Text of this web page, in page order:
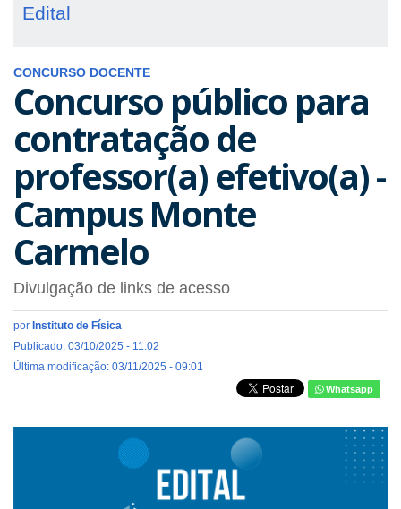
Edital
CONCURSO DOCENTE
Concurso público para
contratação de
professor(a) efetivo(a) -
Campus Monte
Carmelo
Divulgação de links de acesso
por Instituto de Física
Publicado: 03/10/2025 - 11:02
Última modificação: 03/11/2025 - 09:01
Whatsapp
edital.png